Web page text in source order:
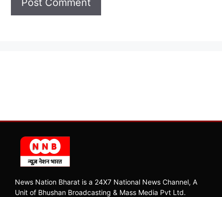
News Nation Bharat is a 24X7 National News Channel, A
Unit of Bhushan Broadcasting & Mass Media Pvt Ltd.